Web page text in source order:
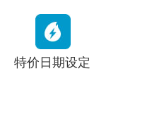
特价日期设定